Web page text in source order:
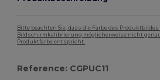
Bitte beachten Sie, dass die Farbe des
Bildschirmkalibrierung möglicherweise nicht
Produktfarbe entspricht.
Reference: CGPUC11